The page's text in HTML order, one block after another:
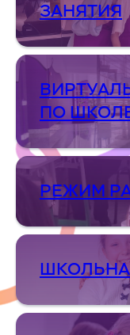
ЗАНЯТИЯ
ПО
РЕЖИМ